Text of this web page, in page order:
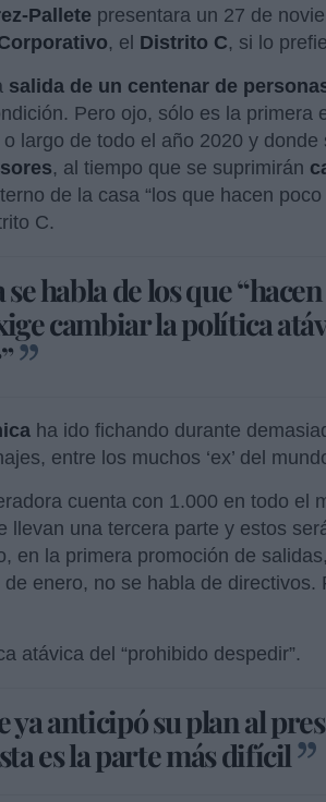
Pallete presentara un 27 de
, el Distrito C, si lo
salida de un centenar de
Pero ojo, sólo es la primera
largo de todo el año 2020 y donde
, al tiempo que se suprimirán
de la casa “los que hacen
C.
habla de los que
cambiar la política
ha ido fichando durante
entre los muchos ‘ex’ del
cuenta con 1.000 en todo el
llevan una tercera parte y estos
en la primera promoción de
enero, no se habla de directivos.
atávica del “prohibido despedir”.
ya anticipó su plan al
es la parte más difícil